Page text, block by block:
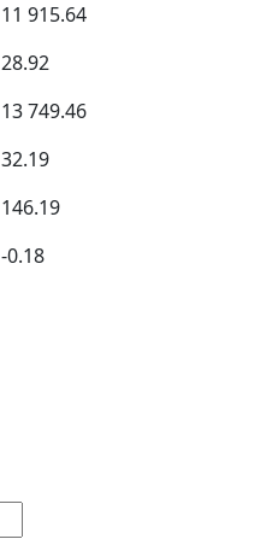
11 915.64
28.92
13 749.46
32.19
146.19
-0.18